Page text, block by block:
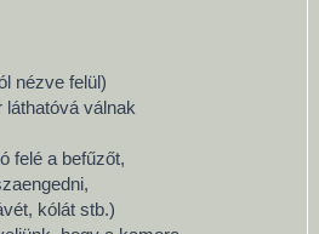
nézve felül)
válnak
felé a befűzőt,
kólát stb.)